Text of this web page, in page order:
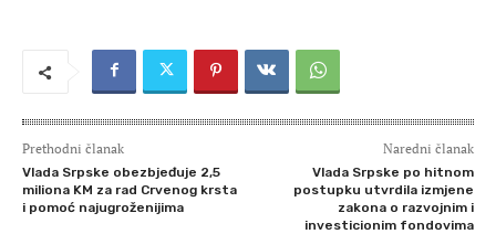
Prethodni članak
Vlada Srpske obezbjeđuje 2,5
miliona KM za rad Crvenog krsta
i pomoć najugroženijima
Naredni članak
Vlada Srpske po hitnom
postupku utvrdila izmjene
zakona o razvojnim i
investicionim fondovima